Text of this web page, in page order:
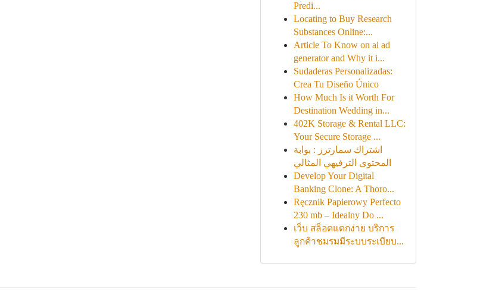
Predi...
Locating to Buy Research
Substances Online:...
Article To Know on ai ad
generator and Why it i...
Sudaderas Personalizadas:
Crea Tu Diseño Único
How Much Is it Worth For
Destination Wedding in...
402K Storage & Rental LLC:
Your Secure Storage ...
اشتراك سمارترز : بوابة
المحتوى الترفيهي المثالي
Develop Your Digital
Banking Clone: A Thoro...
Ręcznik Papierowy Perfecto
230 mb – Idealny Do ...
เว็บ สล็อตแตกง่าย บริการ
ลูกค้าชมรมมีระบบระเบียบ...